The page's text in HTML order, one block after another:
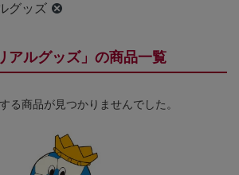
グッズ
アルグッズ」の商品一覧
る商品が見つかりませんでした。